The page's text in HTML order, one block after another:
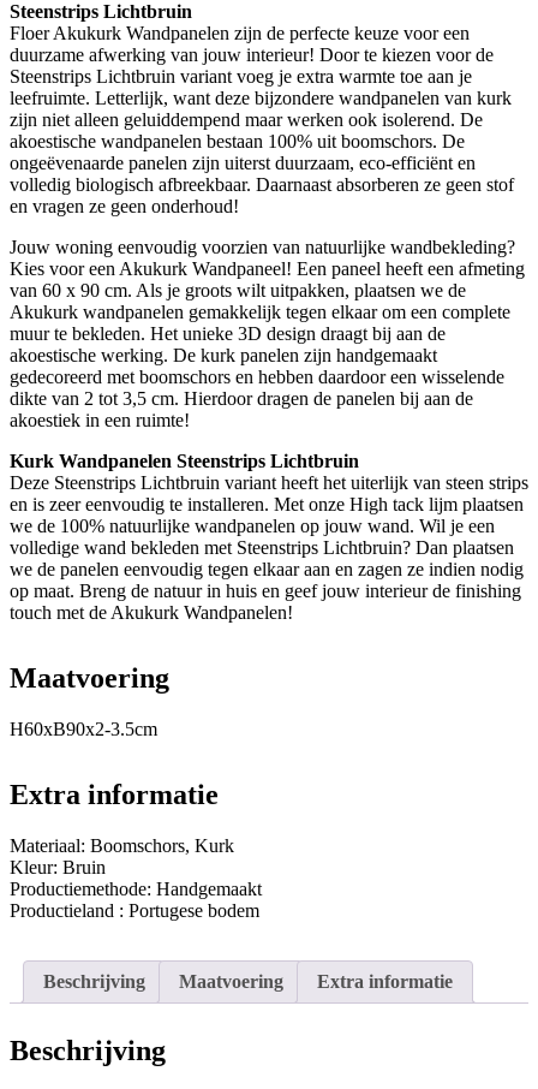
Steenstrips Lichtbruin
Floer Akukurk Wandpanelen zijn de perfecte keuze voor een
duurzame afwerking van jouw interieur! Door te kiezen voor de
Steenstrips Lichtbruin variant voeg je extra warmte toe aan je
leefruimte. Letterlijk, want deze bijzondere wandpanelen van kurk
zijn niet alleen geluiddempend maar werken ook isolerend. De
akoestische wandpanelen bestaan 100% uit boomschors. De
ongeëvenaarde panelen zijn uiterst duurzaam, eco-efficiënt en
volledig biologisch afbreekbaar. Daarnaast absorberen ze geen stof
en vragen ze geen onderhoud!
Jouw woning eenvoudig voorzien van natuurlijke wandbekleding?
Kies voor een Akukurk Wandpaneel! Een paneel heeft een afmeting
van 60 x 90 cm. Als je groots wilt uitpakken, plaatsen we de
Akukurk wandpanelen gemakkelijk tegen elkaar om een complete
muur te bekleden. Het unieke 3D design draagt bij aan de
akoestische werking. De kurk panelen zijn handgemaakt
gedecoreerd met boomschors en hebben daardoor een wisselende
dikte van 2 tot 3,5 cm. Hierdoor dragen de panelen bij aan de
akoestiek in een ruimte!
Kurk Wandpanelen Steenstrips Lichtbruin
Deze Steenstrips Lichtbruin variant heeft het uiterlijk van steen strips
en is zeer eenvoudig te installeren. Met onze High tack lijm plaatsen
we de 100% natuurlijke wandpanelen op jouw wand. Wil je een
volledige wand bekleden met Steenstrips Lichtbruin? Dan plaatsen
we de panelen eenvoudig tegen elkaar aan en zagen ze indien nodig
op maat. Breng de natuur in huis en geef jouw interieur de finishing
touch met de Akukurk Wandpanelen!
Maatvoering
H60xB90x2-3.5cm
Extra informatie
Materiaal: Boomschors, Kurk
Kleur: Bruin
Productiemethode: Handgemaakt
Productieland : Portugese bodem
Beschrijving Maatvoering Extra informatie
Beschrijving